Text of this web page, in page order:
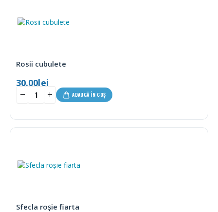
Rosii cubulete
30.00lei
ADAUGĂ ÎN COȘ
Sfecla roșie fiarta